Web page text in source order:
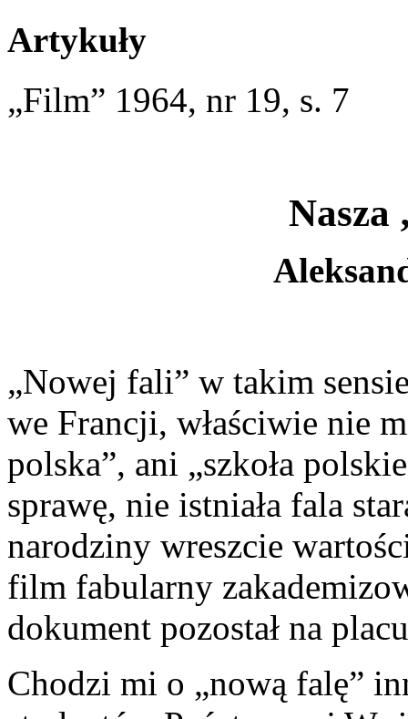
Artykuły
„Film” 1964, nr 19, s. 7
Nasza
„Nowej fali” w takim
we Francji, właściwie nie
polska”, ani „szkoła
sprawę, nie istniała fala
narodziny wreszcie
film fabularny
dokument po­został na
Chodzi mi o „nową falę”